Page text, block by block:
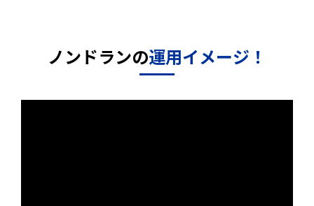
ノンドランの運用イメージ！